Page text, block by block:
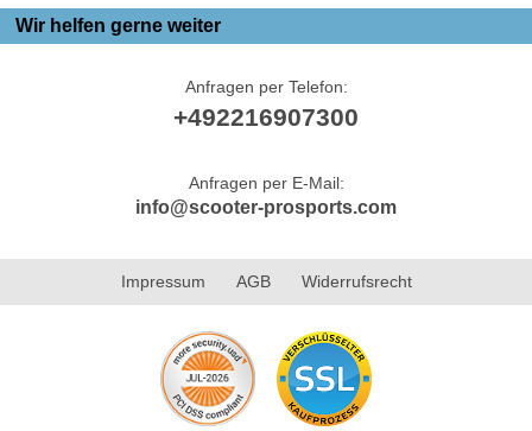
Wir helfen gerne weiter
Anfragen per Telefon:
+492216907300
Anfragen per E-Mail:
info@scooter-prosports.com
Impressum AGB Widerrufsrecht